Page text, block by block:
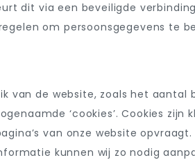
dit via een beveiligde
om persoonsgegevens te
de website, zoals het aantal
‘cookies’. Cookies
van onze website opvraagt.
kunnen wij zo nodig